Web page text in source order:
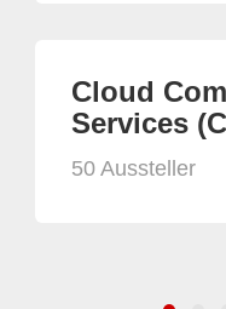
Cloud
Services
50 Aussteller